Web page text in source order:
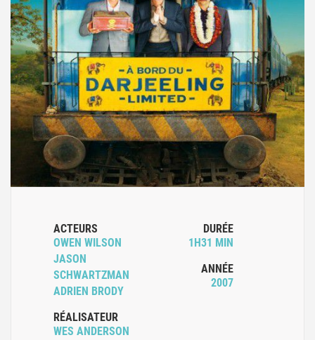
ACTEURS
OWEN WILSON
JASON
SCHWARTZMAN
ADRIEN BRODY
RÉALISATEUR
WES ANDERSON
DURÉE
1H31 MIN
ANNÉE
2007